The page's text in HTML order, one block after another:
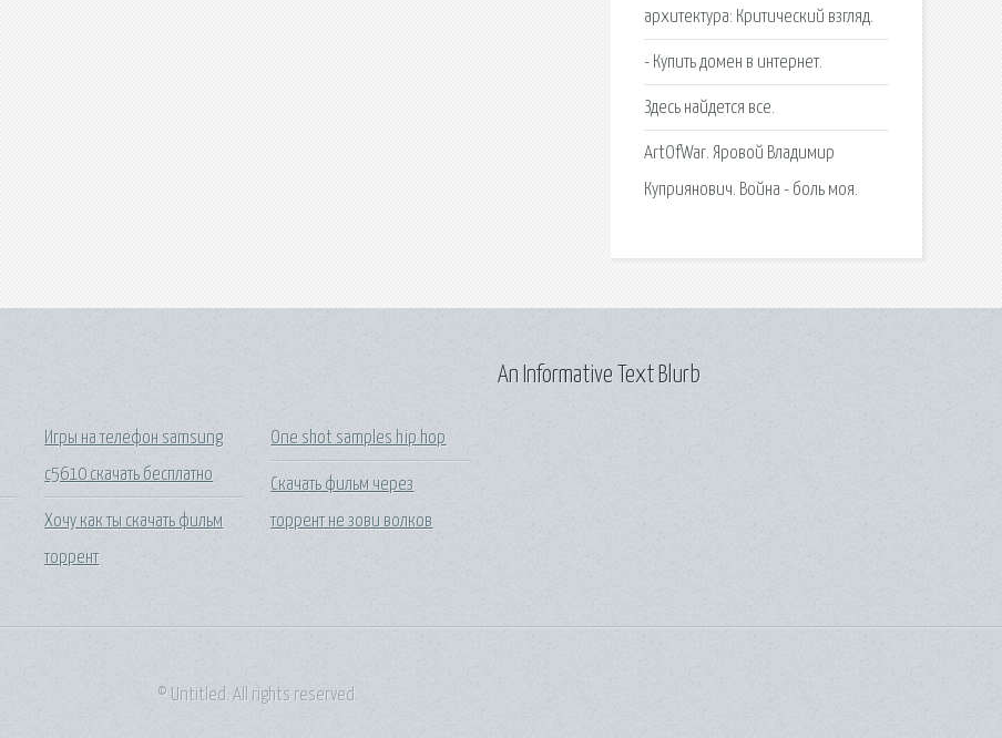
архитектура: Критический взгляд.
- Купить домен в интернет.
Здесь найдется все.
ArtOfWar. Яровой Владимир
Куприянович. Война - боль моя.
Игры на телефон samsung
с5610 скачать бесплатно
Хочу как ты скачать фильм
торрент
One shot samples hip hop
Скачать фильм через
торрент не зови волков
An Informative Text Blurb
© Untitled. All rights reserved.